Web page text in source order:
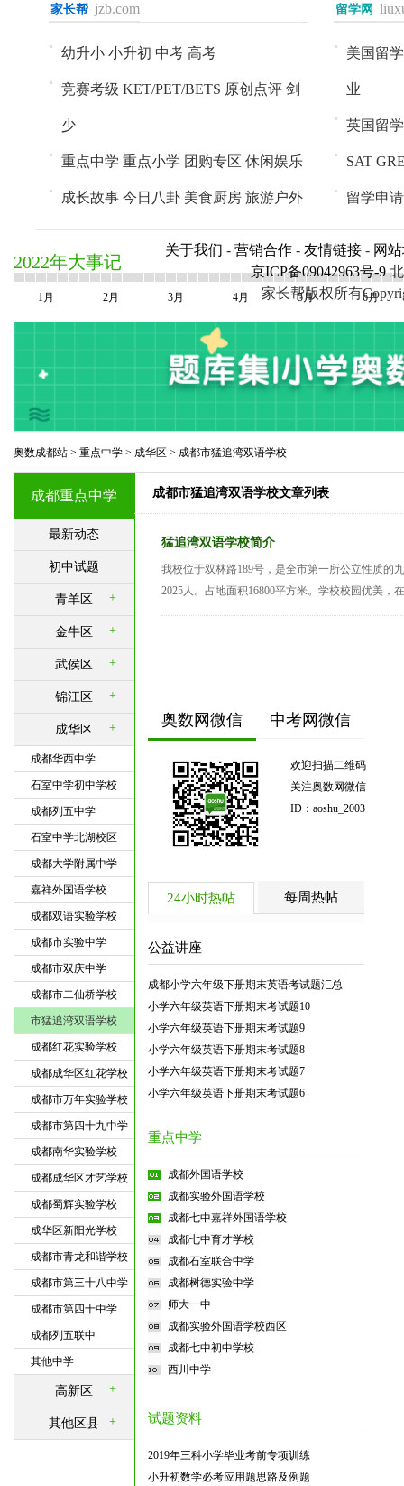
家长帮 jzb.com
进入>>
幼升小 小升初 中考 高考
竞赛考级 KET/PET/BETS 原创点评 剑
少
重点中学 重点小学 团购专区 休闲娱乐
成长故事 今日八卦 美食厨房 旅游户外
留学网
进入>>
美国留学
业
英国留学
SAT
留学申请
关于我们 - 营销合作 - 友情链接 - 网
京ICP备09042963号-9北
家长帮版权所有
2022年大事记
1月 2月 3月 4月 5月 6月
奥数成都站 > 重点中学 > 成华区 > 成都市猛追湾双语学校
成都重点中学
最新动态
初中试题
青羊区 +
金牛区 +
武侯区 +
锦江区 +
成华区 +
成都华西中学
石室中学初中学校
成都列五中学
石室中学北湖校区
成都大学附属中学
嘉祥外国语学校
成都双语实验学校
成都市实验中学
成都市双庆中学
成都市二仙桥学校
市猛追湾双语学校
成都红花实验学校
成都成华区红花学校
成都市万年实验学校
成都市第四十九中学
成都南华实验学校
成都成华区才艺学校
成都蜀辉实验学校
成华区新阳光学校
成都市青龙和谐学校
成都市第三十八中学
成都市第四十中学
成都列五联中
其他中学
高新区 +
其他区县 +
成都市猛追湾双语学校文章列表
猛追湾双语学校简介
我校位于双林路189号，是全市第一所公立性质的
2025人。占地面积16800平方米。学校校园优美，
奥数网微信 中考网微信
欢迎扫描二维码
关注奥数网微信
ID：aoshu_2003
24小时热帖 每周热帖
公益讲座
成都小学六年级下册期末英语考试题汇总
小学六年级英语下册期末考试题10
小学六年级英语下册期末考试题9
小学六年级英语下册期末考试题8
小学六年级英语下册期末考试题7
小学六年级英语下册期末考试题6
重点中学
成都外国语学校
成都实验外国语学校
成都七中嘉祥外国语学校
成都七中育才学校
成都石室联合中学
成都树德实验中学
师大一中
成都实验外国语学校西区
成都七中初中学校
西川中学
试题资料
2019年三科小学毕业考前专项训练
小升初数学必考应用题思路及例题